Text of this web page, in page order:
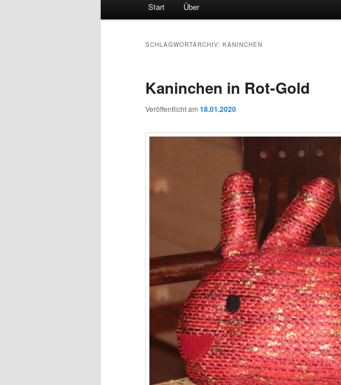
Start Über
SCHLAGWORTARCHIV: KANINCHEN
Kaninchen in Rot-Gold
Veröffentlicht am 18.01.2020